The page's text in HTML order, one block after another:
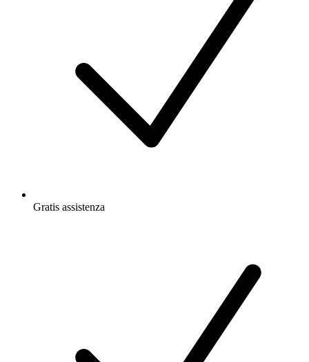
Gratis assistenza